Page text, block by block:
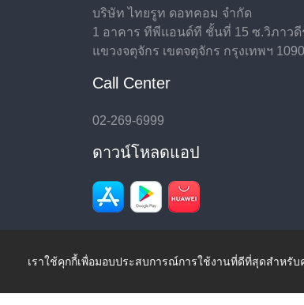
เราใช้คุกกี้เพื่อมอบประสบการณ์การใช้งานที่ดีที่สุดสำหรั
บริษัท ไทยรูท ดอทคอม จำกัด
1 อาคาร ทีพีแอนด์ที ชั้นที่ 15 ซ.วิภาวดี
แขวงจตุจักร เขตจตุจักร กรุงเทพฯ
Call Center
02-269-6999
ดาวน์โหลดแอป